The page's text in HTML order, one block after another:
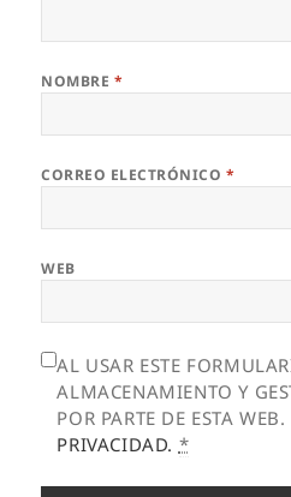
NOMBRE *
CORREO ELECTRÓNICO *
WEB
AL USAR ESTE
ALMACENAMIENTO Y
POR PARTE DE ESTA WEB.
PRIVACIDAD. *